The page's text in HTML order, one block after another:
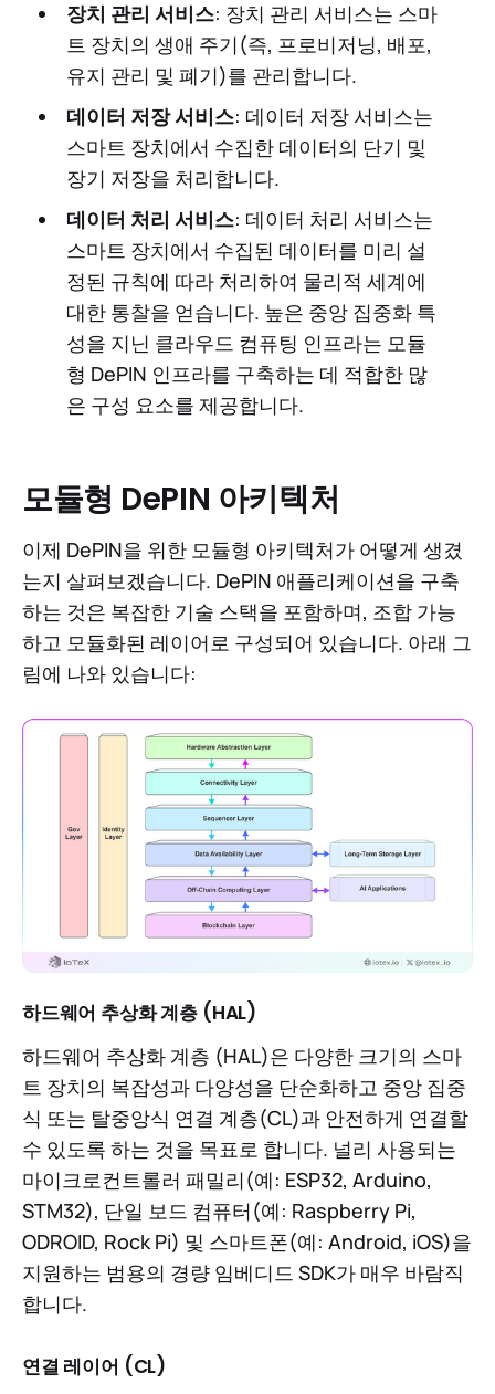
장치 관리 서비스: 장치 관리 서비스는 스마
트 장치의 생애 주기(즉, 프로비저닝, 배포,
유지 관리 및 폐기)를 관리합니다.
데이터 저장 서비스: 데이터 저장 서비스는
스마트 장치에서 수집한 데이터의 단기 및
장기 저장을 처리합니다.
데이터 처리 서비스: 데이터 처리 서비스는
스마트 장치에서 수집된 데이터를 미리 설
정된 규칙에 따라 처리하여 물리적 세계에
대한 통찰을 얻습니다. 높은 중앙 집중화 특
성을 지닌 클라우드 컴퓨팅 인프라는 모듈
형 DePIN 인프라를 구축하는 데 적합한 많
은 구성 요소를 제공합니다.
모듈형 DePIN 아키텍처
이제 DePIN을 위한 모듈형 아키텍처가 어떻게 생겼
는지 살펴보겠습니다. DePIN 애플리케이션을 구축
하는 것은 복잡한 기술 스택을 포함하며, 조합 가능
하고 모듈화된 레이어로 구성되어 있습니다. 아래 그
림에 나와 있습니다:
하드웨어 추상화 계층 (HAL)
하드웨어 추상화 계층 (HAL)은 다양한 크기의 스마
트 장치의 복잡성과 다양성을 단순화하고 중앙 집중
식 또는 탈중앙식 연결 계층(CL)과 안전하게 연결할
수 있도록 하는 것을 목표로 합니다. 널리 사용되는
마이크로컨트롤러 패밀리(예: ESP32, Arduino,
STM32), 단일 보드 컴퓨터(예: Raspberry Pi,
ODROID, Rock Pi) 및 스마트폰(예: Android, iOS)을
지원하는 범용의 경량 임베디드 SDK가 매우 바람직
합니다.
연결 레이어 (CL)